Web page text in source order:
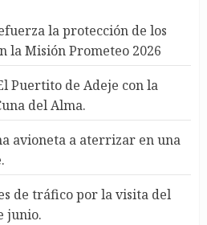
la protección de los
la Misión Prometeo 2026
Puertito de Adeje con la
del Alma.
avioneta a aterrizar en una
de tráfico por la visita del
junio.